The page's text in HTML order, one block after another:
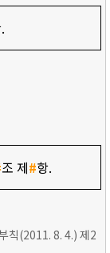
조 제#항.
칙(2011. 8. 4.) 제2